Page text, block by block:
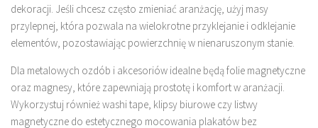
dekoracji. Jeśli chcesz często zmieniać aranżację, użyj masy
przylepnej, która pozwala na wielokrotne przyklejanie i odklejanie
elementów, pozostawiając powierzchnię w nienaruszonym stanie.
Dla metalowych ozdób i akcesoriów idealne będą folie magnetyczne
oraz magnesy, które zapewniają prostotę i komfort w aranżacji.
Wykorzystuj również washi tape, klipsy biurowe czy listwy
magnetyczne do estetycznego mocowania plakatów bez